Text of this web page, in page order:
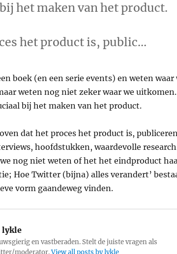
het maken van het product.
het product is, public…
boek (en een serie events) en weten waar
weten nog niet zeker waar we
bij het maken van het product.
dat het proces het product is,
hoofdstukken, waardevolle
nog niet weten of het het eindproduct
Hoe Twitter (bijna) alles verandert’
vorm gaandeweg vinden.
lykle
en vastberaden. Stelt de juiste vragen als
moderator.View all posts by lykle